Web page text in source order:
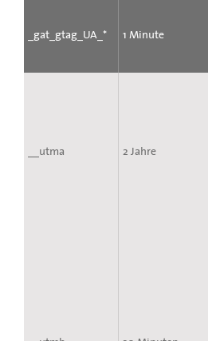
_gat_gtag_UA_* 1 Minute
__utma 2 Jahre